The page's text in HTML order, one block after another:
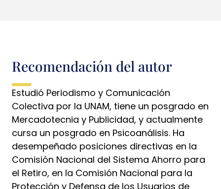
Recomendación del autor
Estudió Periodismo y Comunicación
Colectiva por la UNAM, tiene un posgrado en
Mercadotecnia y Publicidad, y actualmente
cursa un posgrado en Psicoanálisis. Ha
desempeñado posiciones directivas en la
Comisión Nacional del Sistema Ahorro para
el Retiro, en la Comisión Nacional para la
Protección y Defensa de los Usuarios de